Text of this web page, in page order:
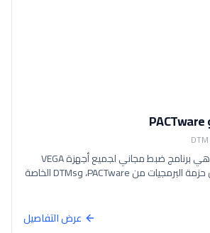
مجموعة VEGA DTM هي برنامج ضبط مجاني لجميع أجهزة VEGA
القابلة للتواصل. تتكون حزمة البرمجيات من PACTware، وDTMs الخاصة
لإعداد وضبط وتشخيص وتوثيق الأجهزة الميدانية بناءً على DTM. تتصل
عرض التفاصيل